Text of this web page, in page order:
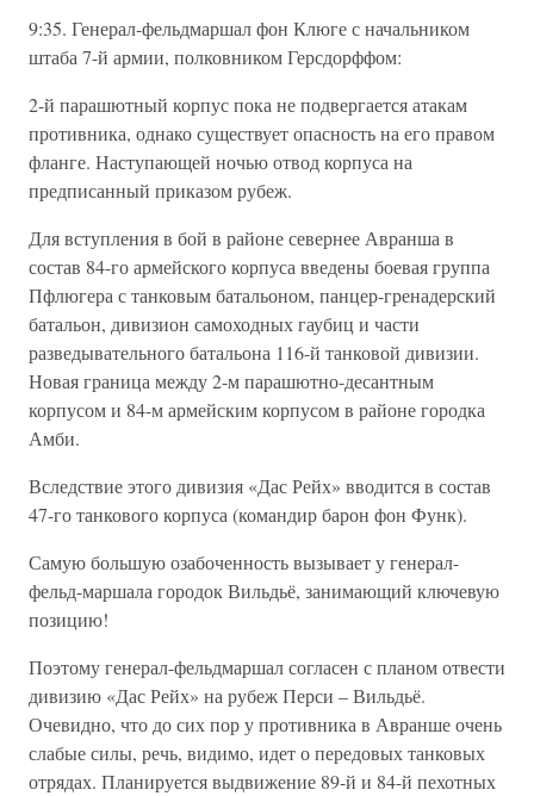
9:35. Генерал-фельдмаршал фон Клюге с начальником
штаба 7-й армии, полковником Герсдорффом:
2-й парашютный корпус пока не подвергается атакам
противника, однако существует опасность на его правом
фланге. Наступающей ночью отвод корпуса на
предписанный приказом рубеж.
Для вступления в бой в районе севернее Авранша в
состав 84-го армейского корпуса введены боевая группа
Пфлюгера с танковым батальоном, панцер-гренадерский
батальон, дивизион самоходных гаубиц и части
разведывательного батальона 116-й танковой дивизии.
Новая граница между 2-м парашютно-десантным
корпусом и 84-м армейским корпусом в районе городка
Амби.
Вследствие этого дивизия «Дас Рейх» вводится в состав
47-го танкового корпуса (командир барон фон Функ).
Самую большую озабоченность вызывает у генерал-
фельд-маршала городок Вильдьё, занимающий ключевую
позицию!
Поэтому генерал-фельдмаршал согласен с планом отвести
дивизию «Дас Рейх» на рубеж Перси – Вильдьё.
Очевидно, что до сих пор у противника в Авранше очень
слабые силы, речь, видимо, идет о передовых танковых
отрядах. Планируется выдвижение 89-й и 84-й пехотных